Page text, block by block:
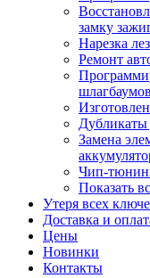
замку
Нарезка
Ремонт
шлагбаумов
Замена
Чип-
Показать
Утеря всех
Доставка и
Цены
Новинки
Контакты